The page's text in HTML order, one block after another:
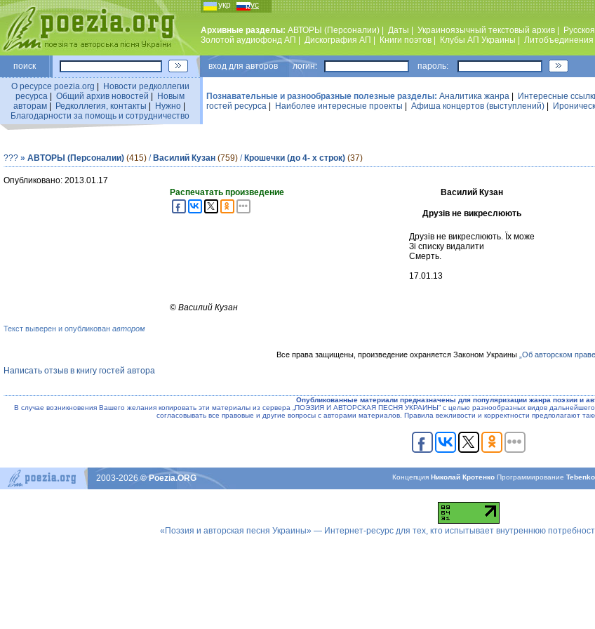
укр рус
Архивные разделы: АВТОРЫ (Персоналии) Даты Украиноязычный текстовый архив
Золотой аудиофонд АП
Дискография АП Книги поэтов Клубы АП Украины Литобъединения
поиск вход для авторов логин: пароль:
О ресурсе poezia.org
Новости редколлегии
ресурса
Общий архив новостей
Новым
авторам| Редколлегия, контакты Нужно|
Благодарности за помощь и сотрудничество
Познавательные и разнообразные полезные разделы: Аналитика жанра Интересные
гостей ресурса
Наиболее интересные проекты Афиша концертов (выступлений)
??? » АВТОРЫ (Персоналии) (415) / Василий Кузан (759) / Крошечки (до 4- х строк) (37)
Опубликовано: 2013.01.17
Распечатать произведение
Василий Кузан
Друзів не викреслюють
Друзів не викреслюють. Їх може
Зі списку видалити
Смерть.
17.01.13
© Василий Кузан
Текст выверен и опубликован автором
Все права защищены, произведение охраняется Законом Украины „Об авторском
Написать отзыв в книгу гостей автора
Опубликованные материали предназначены для популяризации жанра поэзии и
В случае возникновения Вашего желания копировать эти материалы из сервера „ПОЭЗИЯ И АВТОРСКАЯ ПЕСНЯ УКРАИНЫ” с целью разнообразных видов дальнейшего
согласовывать все правовые и другие вопросы с авторами материалов. Правила вежливости и корректности предполагают
КонцепцияНиколай Кротенко Программирование
2003-2026© Poezia.ORG
«Поэзия и авторская песня Украины» — Интернет-ресурс для тех, кто испытывает внутреннюю